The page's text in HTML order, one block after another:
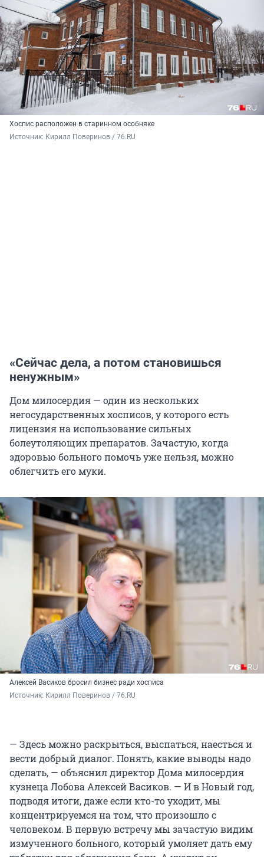
Хоспис расположен в старинном особняке
Источник: Кирилл Поверинов / 76.RU
«Сейчас дела, а потом становишься
ненужным»
Дом милосердия — один из нескольких
негосударственных хосписов, у которого есть
лицензия на использование сильных
болеутоляющих препаратов. Зачастую, когда
здоровью больного помочь уже нельзя, можно
облегчить его муки.
Алексей Васиков бросил бизнес ради хосписа
Источник: Кирилл Поверинов / 76.RU
— Здесь можно раскрыться, выспаться, наесться и
вести добрый диалог. Понять, какие выводы надо
сделать, — объяснил директор Дома милосердия
кузнеца Лобова Алексей Васиков. — И в Новый год,
подводя итоги, даже если кто-то уходит, мы
концентрируемся на том, что произошло с
человеком. В первую встречу мы зачастую видим
измученного больного, который умоляет дать ему